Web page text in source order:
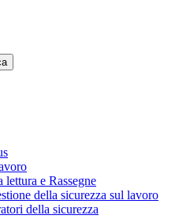
e Rassegne
della sicurezza sul lavoro
della sicurezza